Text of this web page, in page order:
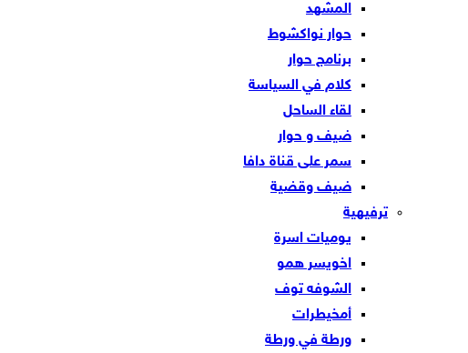
المشهد
حوار نواكشوط
برنامج حوار
كلام في السياسة
لقاء الساحل
ضيف و حوار
سمر على قناة دافا
ضيف وقضية
ترفيهية
يوميات اسرة
اخويسر همو
الشوفه توف
أمخيطرات
ورطة في ورطة